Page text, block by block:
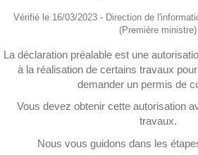
Vérifié le 16/03/2023 - Direction de
(Première ministre)
La déclaration préalable est une
à la réalisation de certains travaux
demander un permis de
Vous devez obtenir cette autorisation
travaux.
Nous vous guidons dans les